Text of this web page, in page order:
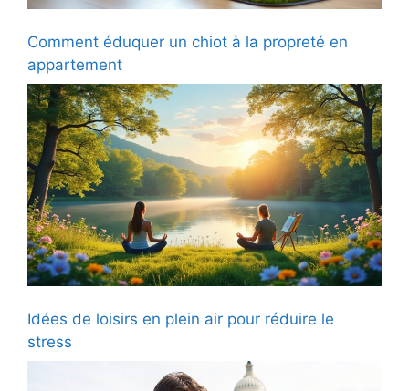
Comment éduquer un chiot à la propreté en
appartement
Idées de loisirs en plein air pour réduire le
stress